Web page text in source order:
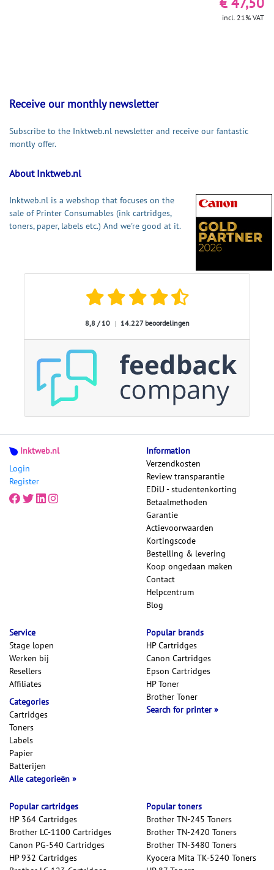
incl. 21% VAT
Receive our monthly newsletter
Subscribe to the Inktweb.nl newsletter and receive our fantastic
montly offer.
About Inktweb.nl
Inktweb.nl is a webshop that focuses on the
sale of Printer Consumables (ink cartridges,
toners, paper, labels etc.) And we're good at it.
8,8 / 10 | 14.227 beoordelingen
Inktweb.nl
Login
Register
Information
Verzendkosten
Review transparantie
EDiU - studentenkorting
Betaalmethoden
Garantie
Actievoorwaarden
Kortingscode
Bestelling & levering
Koop ongedaan maken
Contact
Helpcentrum
Blog
Service
Stage lopen
Werken bij
Resellers
Affiliates
Categories
Cartridges
Toners
Labels
Papier
Batterijen
Alle categorieën
Popular cartridges
HP 364 Cartridges
Brother LC-1100 Cartridges
Canon PG-540 Cartridges
HP 932 Cartridges
Popular toners
Brother TN-245 Toners
Brother TN-2420 Toners
Brother TN-3480 Toners
Kyocera Mita TK-5240 Toners
Popular brands
HP Cartridges
Canon Cartridges
Epson Cartridges
HP Toner
Brother Toner
Search for printer